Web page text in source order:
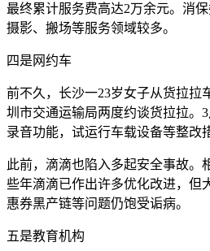
最终累计服务费高达2万余元。消
摄影、搬场等服务领域较多。
四是网约车
前不久，长沙一23岁女子从货拉拉
圳市交通运输局两度约谈货拉拉。
录音功能，试运行车载设备等整改
此前，滴滴也陷入多起安全事故。
些年滴滴已作出许多优化改进，但
惠券黑产链等问题仍饱受诟病。
五是教育机构